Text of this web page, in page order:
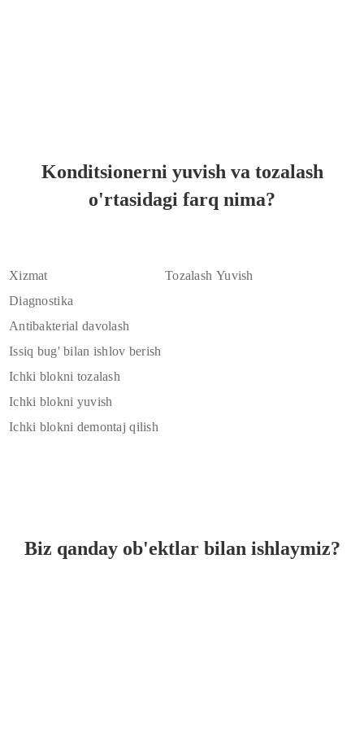
Konditsionerni yuvish va tozalash
o'rtasidagi farq nima?
Xizmat Tozalash Yuvish
Diagnostika
Antibakterial davolash
Issiq bug' bilan ishlov berish
Ichki blokni tozalash
Ichki blokni yuvish
Ichki blokni demontaj qilish
Biz qanday ob'ektlar bilan ishlaymiz?